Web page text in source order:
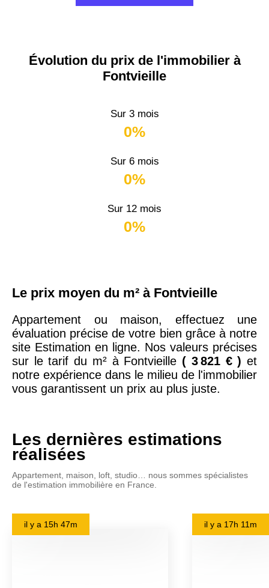
Évolution du prix de l'immobilier à
Fontvieille
Sur 3 mois
0%
Sur 6 mois
0%
Sur 12 mois
0%
Le prix moyen du m² à Fontvieille
Appartement ou maison, effectuez une
évaluation précise de votre bien grâce à notre
site Estimation en ligne. Nos valeurs précises
sur le tarif du m² à Fontvieille ( 3 821 € ) et
notre expérience dans le milieu de l'immobilier
vous garantissent un prix au plus juste.
Les dernières estimations
réalisées
Appartement, maison, loft, studio… nous sommes spécialistes
de l'estimation immobilière en France.
il y a 15h 47m il y a 17h 11m